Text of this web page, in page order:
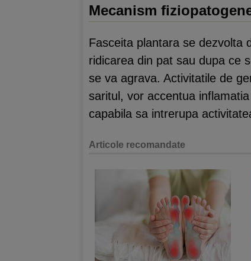
Mecanism
Fasceita plantara se dezvolta
ridicarea din pat sau dupa ce
se va agrava. Activitatile de
saritul, vor accentua
capabila sa intrerupa
Articole recomandate